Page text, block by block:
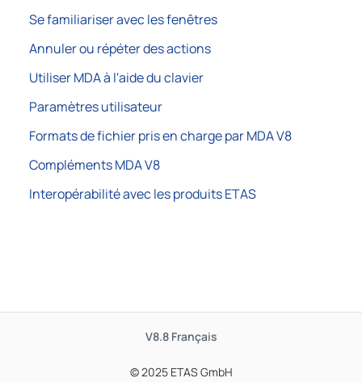
Se familiariser avec les fenêtres
Annuler ou répéter des actions
Utiliser MDA à l'aide du clavier
Paramètres utilisateur
Formats de fichier pris en charge par MDA V8
Compléments MDA V8
Interopérabilité avec les produits ETAS
V8.8 Français
© 2025 ETAS GmbH